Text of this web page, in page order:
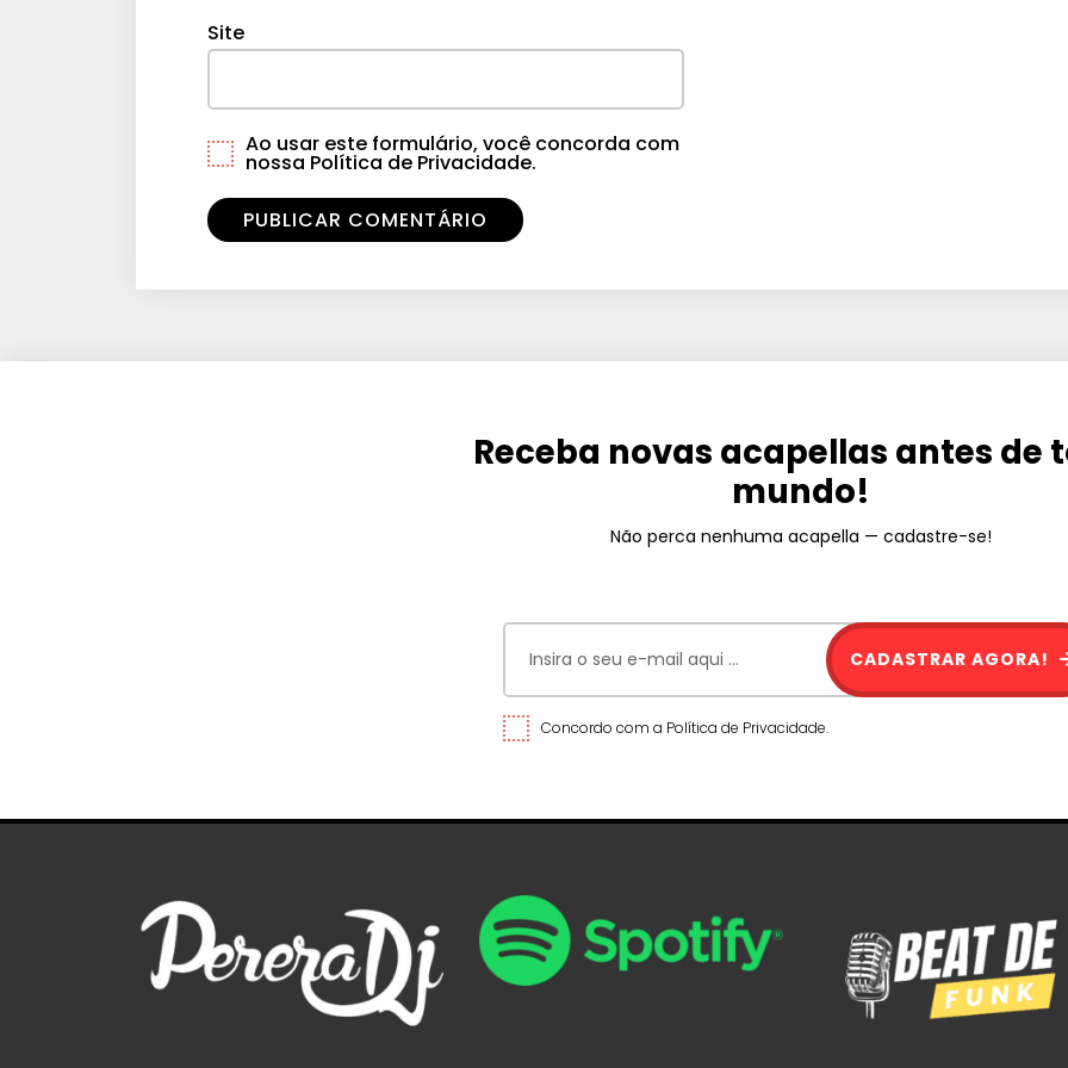
Site
Ao usar este formulário, você concorda com
nossa Política de Privacidade.
Receba novas acapellas antes de
mundo!
Não perca nenhuma acapella — cadastre-se!
Concordo com a Política de Privacidade.
CADASTRAR AGORA!